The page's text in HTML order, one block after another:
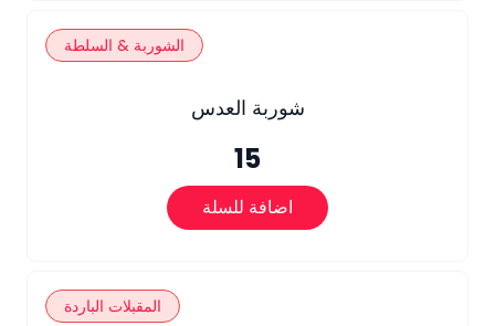
الشوربة & السلطة
شوربة العدس
15
اضافة للسلة
المقبلات الباردة